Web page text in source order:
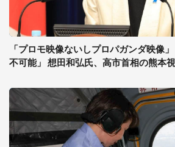
「プロモ映像ないしプロパガンダ映像
不可能」 想田和弘氏、高市首相の熊本